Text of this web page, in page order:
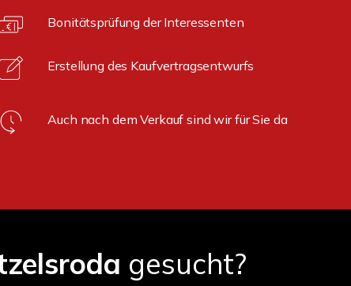
Bonitätsprüfung der Interessenten
Erstellung des Kaufvertragsentwurfs
Auch nach dem Verkauf sind wir für Sie da
gesucht?